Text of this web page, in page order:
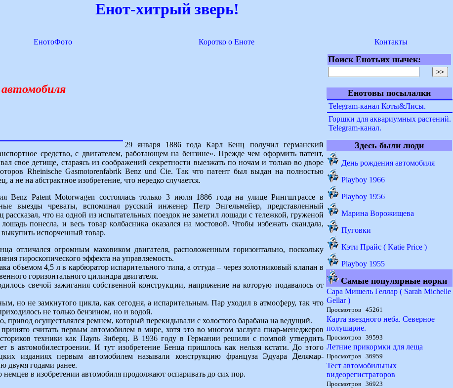
Енот-хитрый зверь!
ЕнотоФото Коротко о Еноте Контакты
29 января 1886 года Карл Бенц получил германский
средство, с двигателем, работающем на бензине». Прежде чем оформить патент,
свое детище, стараясь из соображений секретности выезжать по ночам и только во дворе
Rheinische Gasmotorenfabrik Benz und Cie. Так что патент был выдан на полностью
а не на абстрактное изобретение, что нередко случается.
Benz Patent Motorwagen состоялась только 3 июля 1886 года на улице Рингштрассе в
выезды чреваты, вспоминал русский инженер Петр Энгельмейер, представленный
рассказал, что на одной из испытательных поездок не заметил лошади с тележкой, груженой
понесла, и весь товар колбасника оказался на мостовой. Чтобы избежать скандала,
испорченный товар.
отличался огромным маховиком двигателя, расположенным горизонтально, поскольку
гироскопического эффекта на управляемость.
объемом 4,5 л в карбюратор испарительного типа, а оттуда – через золотниковый клапан в
горизонтального цилиндра двигателя.
свечой зажигания собственной конструкции, напряжение на которую подавалось от
но не замкнутого цикла, как сегодня, а испарительным. Пар уходил в атмосферу, так что
не только бензином, но и водой.
привод осуществлялся ремнем, который перекидывали с холостого барабана на ведущий.
считать первым автомобилем в мире, хотя это во многом заслуга пиар-менеджеров
техники как Пауль Зиберц. В 1936 году в Германии решили с помпой утвердить
в автомобилестроении. И тут изобретение Бенца пришлось как нельзя кстати. До этого
изданиях первым автомобилем называли конструкцию француза Эдуара Делямар-
двумя годами ранее.
немцев в изобретении автомобиля продолжают оспаривать до сих пор.
Поиск Енотьих нычек:
Енотовы посылалки
Telegram-канал Коты&Лисы.
Горшки для аквариумных растений.
Telegram-канал.
Здесь были люди
День рождения автомобиля
Playboy 1966
Playboy 1956
Марина Ворожищева
Пуговки
Кэти Прайс ( Katie Price )
Playboy 1955
Самые популярные норки
Сара Мишель Геллар ( Sarah Michelle
Gellar )
Просмотров 45261
Карта звездного неба. Северное
полушарие.
Просмотров 39593
Летние прикормки для леща
Просмотров 36959
Тест автомобильных
видеорегистраторов
Просмотров 36923